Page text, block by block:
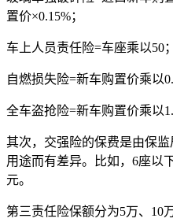
置价×0.15%；
车上人员责任险=车座乘以50；
自燃损失险=新车购置价乘以
全车盗抢险=新车购置价乘以
其次，交强险的保费是由保
用途而有差异。比如，6座以
元。
第三责任险保额分为5万、10